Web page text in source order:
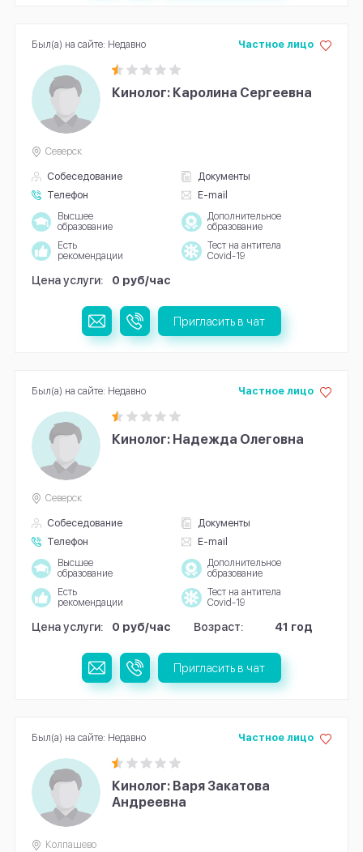
Кинолог: Каролина Сергеевна
Собеседование
Документы
Телефон
E-mail
Частное лицо
Северск
Высшее
образование
Дополнительное
образование
Есть
рекомендации
Тест на антитела
Covid-19
Цена услуги: 0 руб/час
Был(а) на сайте: Недавно
Пригласить в чат
Кинолог: Надежда Олеговна
Собеседование
Документы
Телефон
E-mail
Частное лицо
Северск
Высшее
образование
Дополнительное
образование
Есть
рекомендации
Тест на антитела
Covid-19
Цена услуги: 0 руб/час Возраст: 41 год
Был(а) на сайте: Недавно
Пригласить в чат
Кинолог: Варя Закатова
Андреевна
Частное лицо
Колпашево
Был(а) на сайте: Недавно